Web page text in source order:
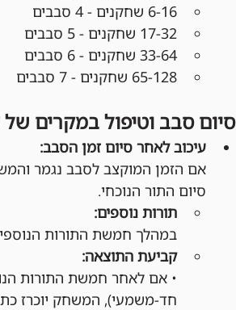
6-16 שחקנים - 4 סבבים
17-32 שחקנים - 5 סבבים
33-64 שחקנים - 6 סבבים
65-128 שחקנים - 7 סבבים
סיום סבב וטיפול במקרים של
עיכוב לאחר סיום זמן הסבב:
אם הזמן המוקצב לסבב נגמר
סיום התור הנוכחי.
תורות נוספים:
במהלך חמשת התורות
קביעת התוצאה:
• אם לאחר חמשת התורות
חד-משמעי), המשחק יוכרז